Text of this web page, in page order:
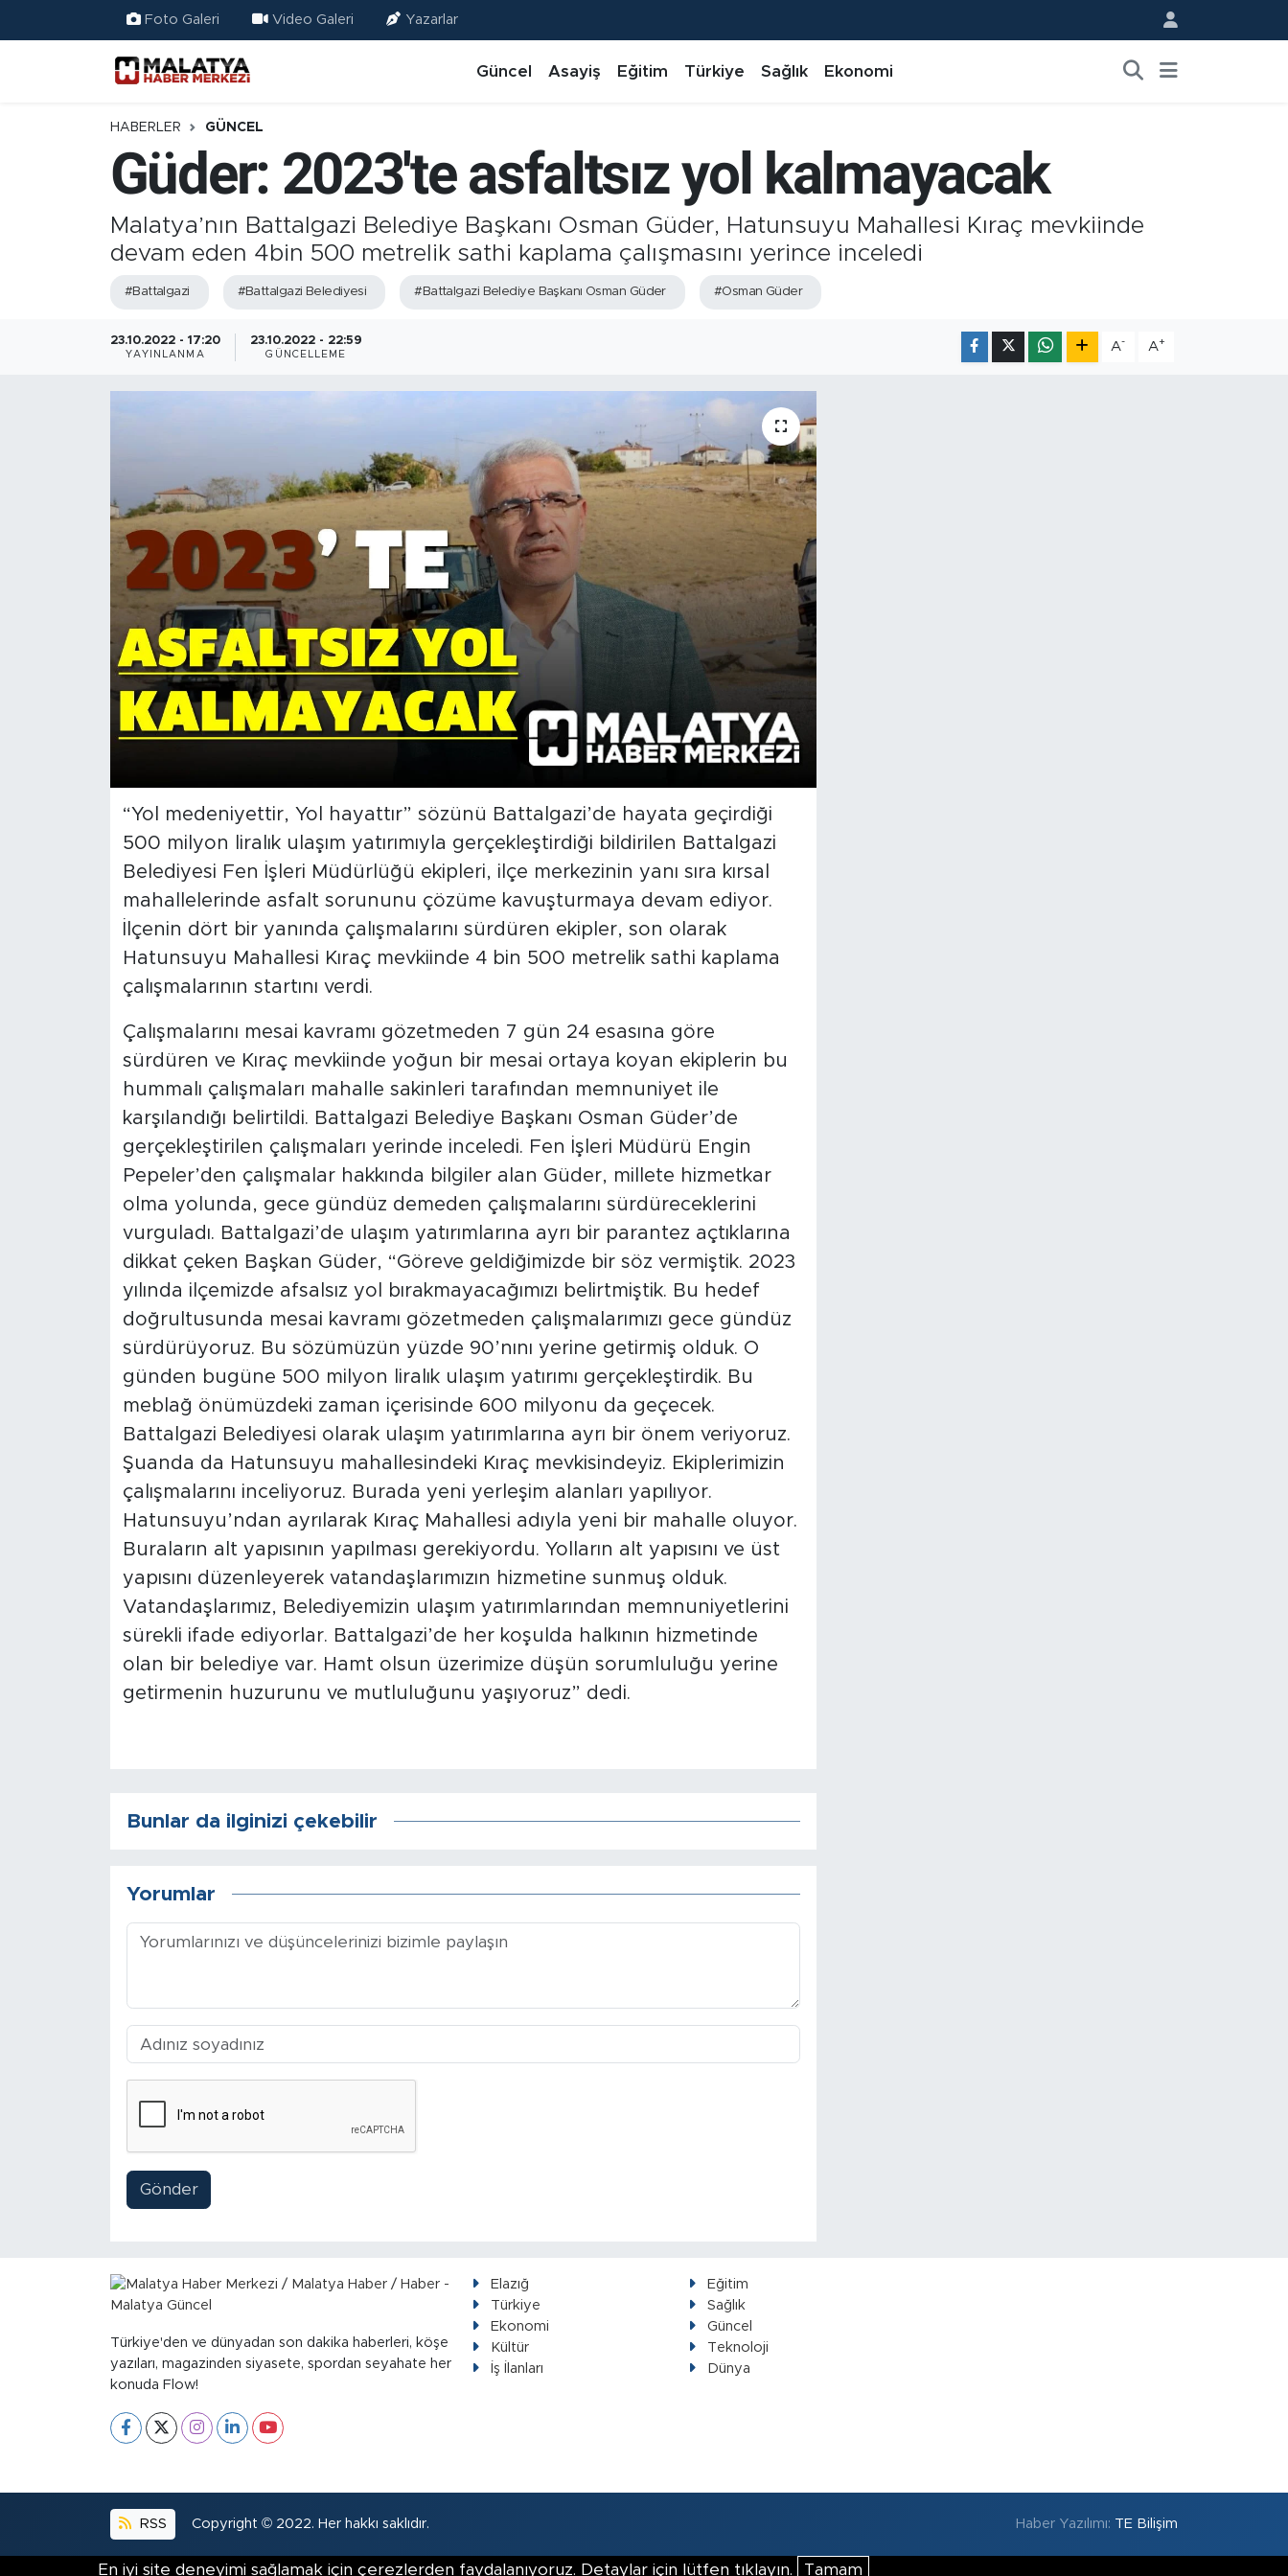
Foto Galeri Video Galeri Yazarlar
Güncel Asayiş Eğitim Türkiye Sağlık Ekonomi
HABERLER GÜNCEL
Güder: 2023'te asfaltsız yol kalmayacak
Malatya’nın Battalgazi Belediye Başkanı Osman Güder, Hatunsuyu Mahallesi Kıraç mevkiinde
devam eden 4bin 500 metrelik sathi kaplama çalışmasını yerince inceledi
#Battalgazi #Battalgazi Belediyesi #Battalgazi Belediye Başkanı Osman Güder #Osman Güder
23.10.2022 - 17:20
YAYINLANMA
23.10.2022 - 22:59
GÜNCELLEME
A- A+
“Yol medeniyettir, Yol hayattır” sözünü Battalgazi’de hayata geçirdiği
500 milyon liralık ulaşım yatırımıyla gerçekleştirdiği bildirilen Battalgazi
Belediyesi Fen İşleri Müdürlüğü ekipleri, ilçe merkezinin yanı sıra kırsal
mahallelerinde asfalt sorununu çözüme kavuşturmaya devam ediyor.
İlçenin dört bir yanında çalışmalarını sürdüren ekipler, son olarak
Hatunsuyu Mahallesi Kıraç mevkiinde 4 bin 500 metrelik sathi kaplama
çalışmalarının startını verdi.
Çalışmalarını mesai kavramı gözetmeden 7 gün 24 esasına göre
sürdüren ve Kıraç mevkiinde yoğun bir mesai ortaya koyan ekiplerin bu
hummalı çalışmaları mahalle sakinleri tarafından memnuniyet ile
karşılandığı belirtildi. Battalgazi Belediye Başkanı Osman Güder’de
gerçekleştirilen çalışmaları yerinde inceledi. Fen İşleri Müdürü Engin
Pepeler’den çalışmalar hakkında bilgiler alan Güder, millete hizmetkar
olma yolunda, gece gündüz demeden çalışmalarını sürdüreceklerini
vurguladı. Battalgazi’de ulaşım yatırımlarına ayrı bir parantez açtıklarına
dikkat çeken Başkan Güder, “Göreve geldiğimizde bir söz vermiştik. 2023
yılında ilçemizde afsalsız yol bırakmayacağımızı belirtmiştik. Bu hedef
doğrultusunda mesai kavramı gözetmeden çalışmalarımızı gece gündüz
sürdürüyoruz. Bu sözümüzün yüzde 90’nını yerine getirmiş olduk. O
günden bugüne 500 milyon liralık ulaşım yatırımı gerçekleştirdik. Bu
meblağ önümüzdeki zaman içerisinde 600 milyonu da geçecek.
Battalgazi Belediyesi olarak ulaşım yatırımlarına ayrı bir önem veriyoruz.
Şuanda da Hatunsuyu mahallesindeki Kıraç mevkisindeyiz. Ekiplerimizin
çalışmalarını inceliyoruz. Burada yeni yerleşim alanları yapılıyor.
Hatunsuyu’ndan ayrılarak Kıraç Mahallesi adıyla yeni bir mahalle oluyor.
Buraların alt yapısının yapılması gerekiyordu. Yolların alt yapısını ve üst
yapısını düzenleyerek vatandaşlarımızın hizmetine sunmuş olduk.
Vatandaşlarımız, Belediyemizin ulaşım yatırımlarından memnuniyetlerini
sürekli ifade ediyorlar. Battalgazi’de her koşulda halkının hizmetinde
olan bir belediye var. Hamt olsun üzerimize düşün sorumluluğu yerine
getirmenin huzurunu ve mutluluğunu yaşıyoruz” dedi.
Bunlar da ilginizi çekebilir
Yorumlar
Gönder
Türkiye'den ve dünyadan son dakika haberleri, köşe
yazıları, magazinden siyasete, spordan seyahate her
konuda Flow!
Elazığ
Eğitim
Türkiye
Sağlık
Ekonomi
Güncel
Kültür
Teknoloji
İş İlanları
Dünya
RSS Copyright © 2022. Her hakkı saklıdır. Haber Yazılımı: TE Bilişim
En iyi site deneyimi sağlamak için çerezlerden faydalanıyoruz. Detaylar için lütfen tıklayın. Tamam
Türkiye
Yazıhan
Kuluncak
Doğanyol
Battalgazi
Doğanşehir
Hekimhan
Adıyaman